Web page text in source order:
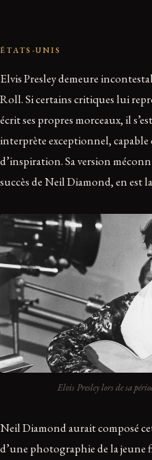
ÉTATS-UNIS
Elvis Presley demeure
Roll. Si certains critiques lui
écrit ses propres morceaux, il
interprète exceptionnel, capable
d’inspiration. Sa version
succès de Neil Diamond, en est
Elvis Presley lors de sa
Neil Diamond aurait composé
d’une photographie de la jeune